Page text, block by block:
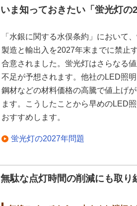
いま知っておきたい「蛍光灯
「水銀に関する水俣条約」において
製造と輸出入を2027年末までに禁止
合意されました。蛍光灯はさらなる
不足が予想されます。他社のLED照明
鋼材などの材料価格の高騰で値上げ
ます。こうしたことから早めのLED
おすすめします。
蛍光灯の2027年問題
無駄な点灯時間の削減にも取り